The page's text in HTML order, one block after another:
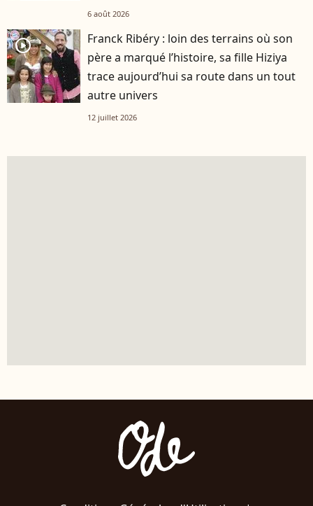
6 août 2026
player2
Franck Ribéry : loin des terrains où son
père a marqué l’histoire, sa fille Hiziya
trace aujourd’hui sa route dans un tout
autre univers
12 juillet 2026